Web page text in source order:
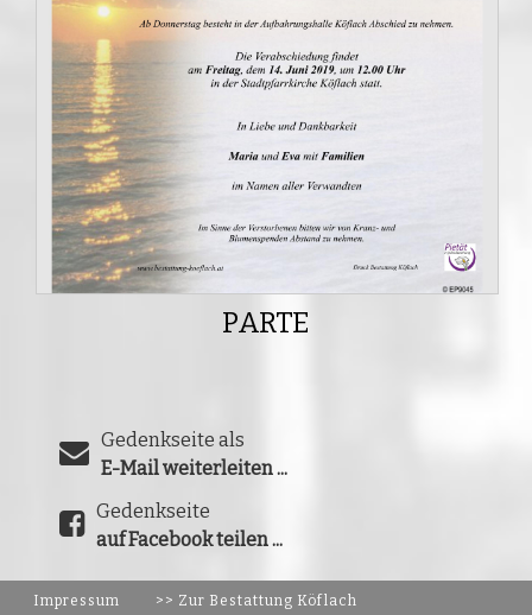
PARTE
Gedenkseite als
E-Mail weiterleiten ...
Gedenkseite
auf Facebook teilen ...
Impressum >> Zur Bestattung Köflach